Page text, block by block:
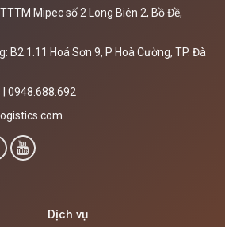
Mipec số 2 Long Biên 2, Bồ Đề,
B2.1.11 Hoá Sơn 9, P Hoà Cường, TP. Đà
0948.688.692
Dịch vụ